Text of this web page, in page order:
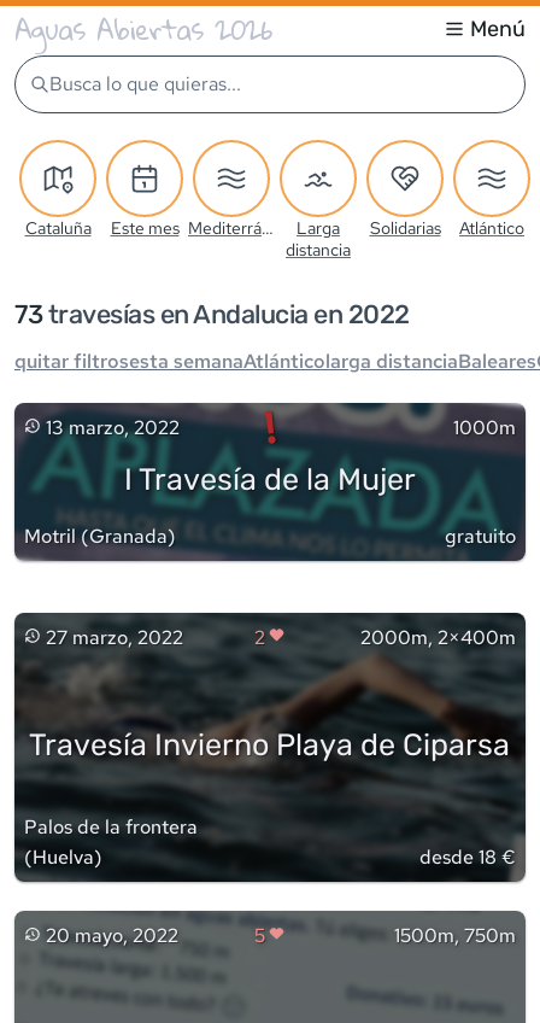
Aguas Abiertas 2026 Menú
Busca lo que quieras...
Cataluña Este mes Mediterráneo
Larga
distancia
Solidarias Atlántico
73travesías en Andalucia en 2022
quitar filtrosesta semanaAtlánticolarga distanciaBaleares
13 marzo, 2022 ! 1000m
I Travesía de la Mujer
Motril(Granada) gratuito
27 marzo, 2022 2 2000m, 2×400m
Travesía Invierno Playa de Ciparsa
Palos de la frontera
(Huelva) desde 18 €
20 mayo, 2022 5 1500m, 750m